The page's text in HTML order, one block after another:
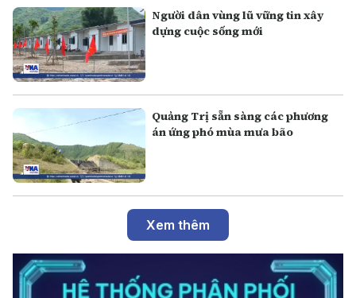
Người dân vùng lũ vững tin xây
dựng cuộc sống mới
Quảng Trị sẵn sàng các phương
án ứng phó mùa mưa bão
Xem thêm